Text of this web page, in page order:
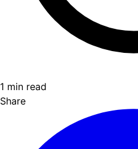
1 min read
Share